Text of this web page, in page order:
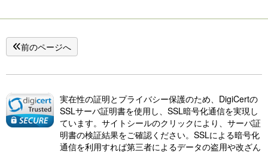
前のページへ
実在性の証明とプライバシー保護のため、DigiCertの
SSLサーバ証明書を使用し、SSL暗号化通信を実現し
ています。サイトシールのクリックにより、サーバ証
明書の検証結果をご確認ください。SSLによる暗号化
通信を利用すれば第三者によるデータの盗用や改ざん